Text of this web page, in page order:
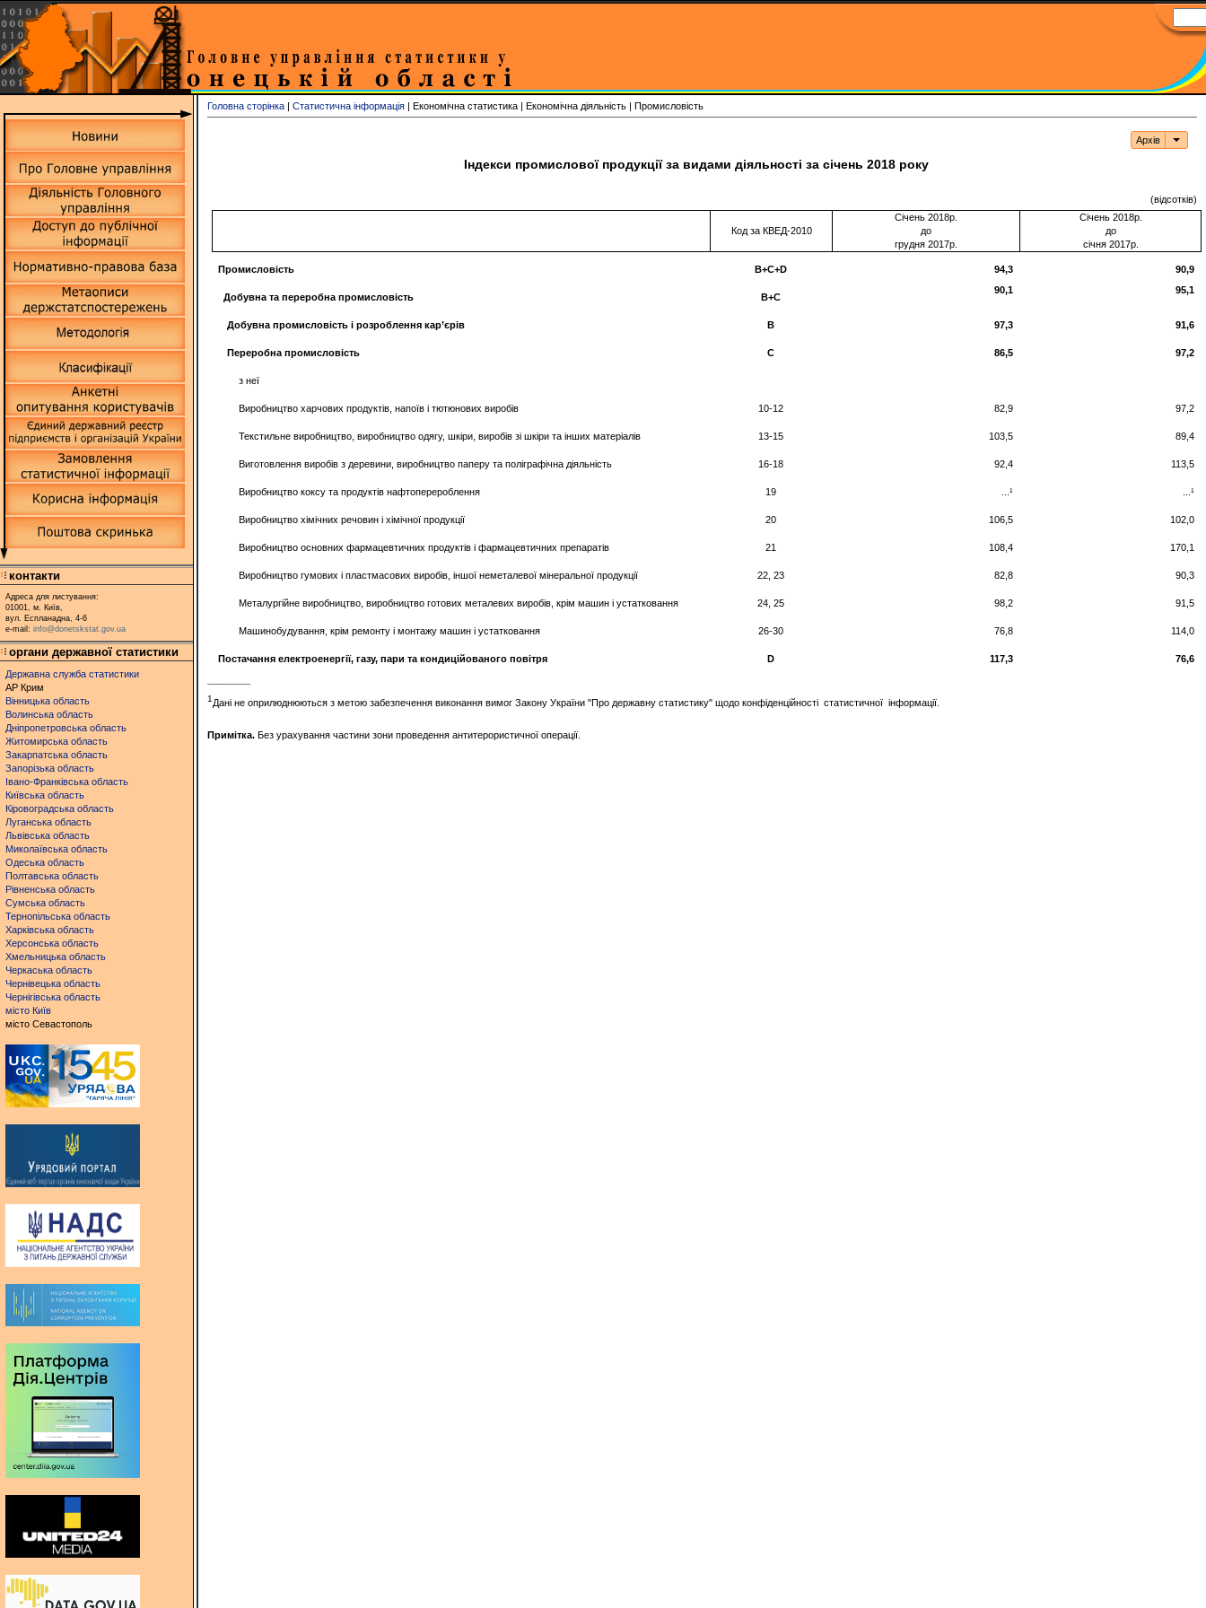
контакти
Адреса для листування:
01001, м. Київ,
вул. Еспланадна, 4-6
e-mail: info@donetskstat.gov.ua
органи державної статистики
Державна служба статистики
АР Крим
Вінницька область
Волинська область
Дніпропетровська область
Житомирська область
Закарпатська область
Запорізька область
Івано-Франківська область
Київська область
Кіровоградська область
Луганська область
Львівська область
Миколаївська область
Одеська область
Полтавська область
Рівненська область
Сумська область
Тернопільська область
Харківська область
Херсонська область
Хмельницька область
Черкаська область
Чернівецька область
Чернігівська область
місто Київ
місто Севастополь
Головна сторінка | Статистична інформація | Економічна статистика | Економічна діяльність | Промисловість
Архів
Індекси промислової продукції за видами діяльності за січень 2018 року
(відсотків)
Код за КВЕД-2010
Січень 2018р.
до
грудня 2017р.
Січень 2018р.
до
січня 2017р.
Промисловість B+C+D 94,3 90,9
Добувна та переробна промисловість B+C
90,1 95,1
Добувна промисловість і розроблення кар’єрів B 97,3 91,6
Переробна промисловість С 86,5 97,2
з неї
Виробництво харчових продуктів, напоїв і тютюнових виробів 10-12 82,9 97,2
Текстильне виробництво, виробництво одягу, шкіри, виробів зі шкіри та інших матеріалів 13-15 103,5 89,4
Виготовлення виробів з деревини, виробництво паперу та поліграфічна діяльність 16-18 92,4 113,5
Виробництво коксу та продуктів нафтоперероблення 19 ...¹ ...¹
Виробництво хімічних речовин і хімічної продукції 20 106,5 102,0
Виробництво основних фармацевтичних продуктів і фармацевтичних препаратів 21 108,4 170,1
Виробництво гумових і пластмасових виробів, іншої неметалевої мінеральної продукції 22, 23 82,8 90,3
Металургійне виробництво, виробництво готових металевих виробів, крім машин і устатковання 24, 25 98,2 91,5
Машинобудування, крім ремонту і монтажу машин і устатковання 26-30 76,8 114,0
Постачання електроенергії, газу, пари та кондиційованого повітря D 117,3
76,6
1 Дані не оприлюднюються з метою забезпечення виконання вимог Закону України "Про державну статистику" щодо конфіденційності статистичної інформації.
Примітка. Без урахування частини зони проведення антитерористичної операції.